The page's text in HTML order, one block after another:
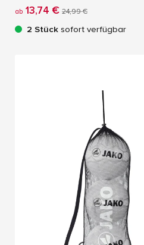
ab 13,74 € 24,99 €
2 Stück sofort verfügbar